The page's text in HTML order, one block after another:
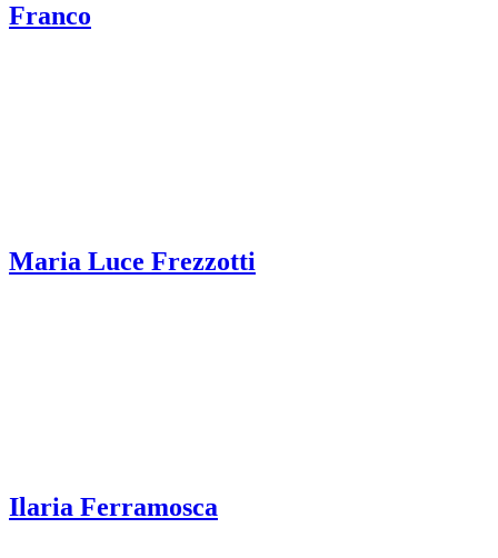
Franco
Maria Luce Frezzotti
Ilaria Ferramosca